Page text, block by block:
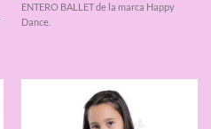
ENTERO BALLET de la marca Happy
Dance.